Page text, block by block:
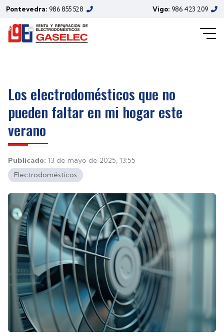
Pontevedra: 986 855 528 Vigo: 986 423 209
Los electrodomésticos que no
pueden faltar en mi hogar este
verano
Publicado: 13 de mayo de 2025, 13:55
Electrodomésticos